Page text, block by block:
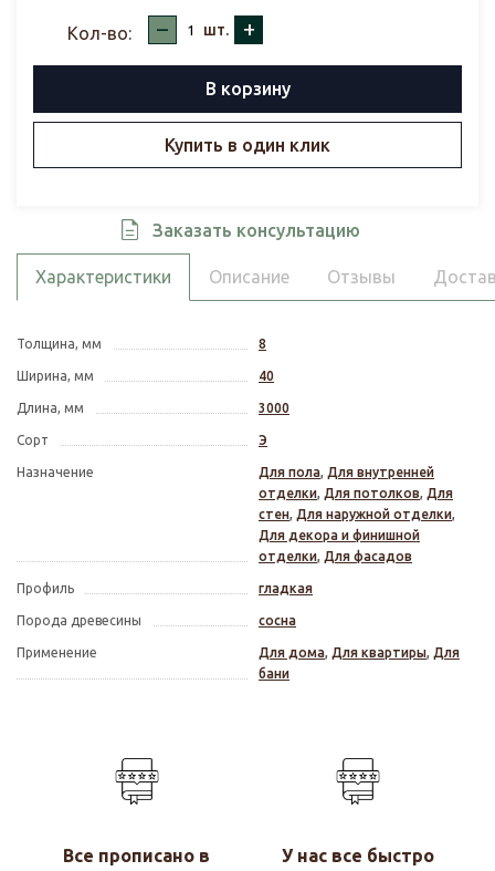
Кол-во: – шт. +
В корзину
Купить в один клик
Заказать консультацию
Характеристики Описание Отзывы
Толщина, мм 8
Ширина, мм 40
Длина, мм 3000
Сорт Э
Назначение Для пола, Для внутренней
отделки, Для потолков, Для
стен, Для наружной отделки,
Для декора и финишной
отделки, Для фасадов
Профиль гладкая
Порода древесины сосна
Применение Для дома, Для квартиры, Для
бани
Все прописано в У нас все быстро